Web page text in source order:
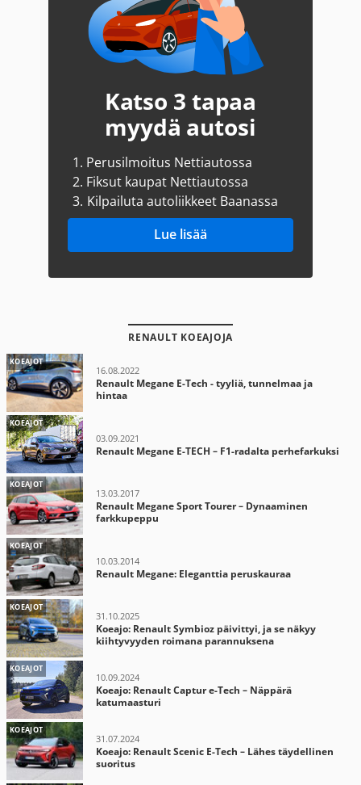
Katso 3 tapaa
myydä autosi
1. Perusilmoitus Nettiautossa
2. Fiksut kaupat Nettiautossa
3. Kilpailuta autoliikkeet Baanassa
Lue lisää
RENAULT KOEAJOJA
KOEAJOT
16.08.2022
Renault Megane E-Tech - tyyliä, tunnelmaa ja
hintaa
KOEAJOT
03.09.2021
Renault Megane E-TECH – F1-radalta perhefarkuksi
KOEAJOT
13.03.2017
Renault Megane Sport Tourer – Dynaaminen
farkkupeppu
KOEAJOT
10.03.2014
Renault Megane: Eleganttia peruskauraa
KOEAJOT
31.10.2025
Koeajo: Renault Symbioz päivittyi, ja se näkyy
kiihtyvyyden roimana parannuksena
KOEAJOT
10.09.2024
Koeajo: Renault Captur e-Tech – Näppärä
katumaasturi
KOEAJOT
31.07.2024
Koeajo: Renault Scenic E-Tech – Lähes täydellinen
suoritus